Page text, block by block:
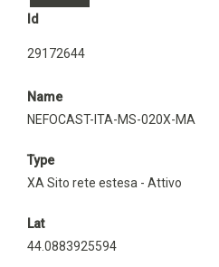
Id
29172644
Name
NEFOCAST-ITA-MS-020X-MA
Type
XA Sito rete estesa - Attivo
Lat
44.0883925594